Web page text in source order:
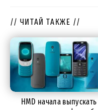
// ЧИТАЙ ТАКЖЕ //
HMD начала выпускать